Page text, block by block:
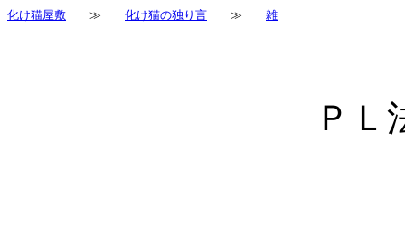
化け猫屋敷 ≫ 化け猫の独り言 ≫ 雑
ＰＬ